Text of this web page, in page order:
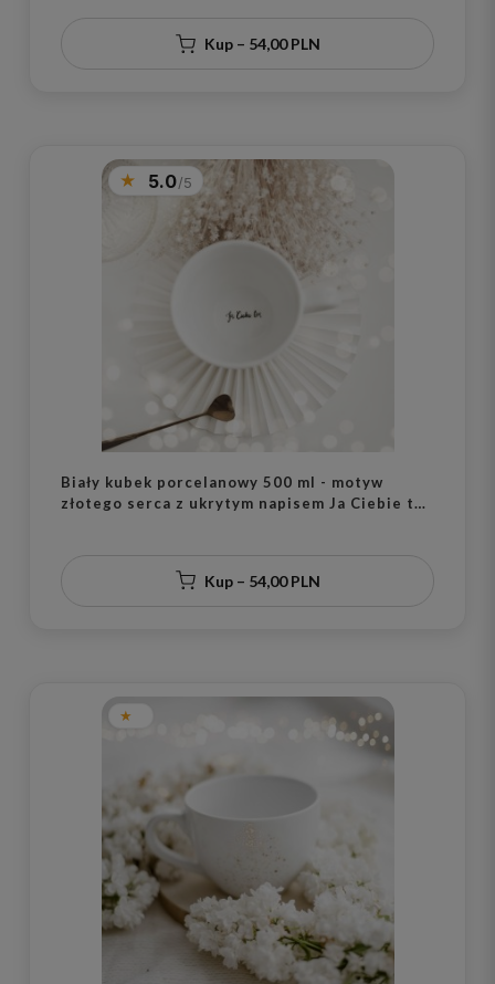
Kup – 54,00 PLN
5.0
Biały kubek porcelanowy 500 ml - motyw
złotego serca z ukrytym napisem Ja Ciebie też
Kup – 54,00 PLN